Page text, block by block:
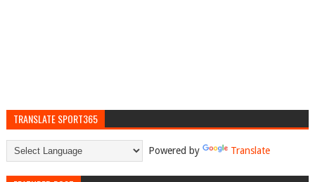
TRANSLATE SPORT365
Powered by Translate